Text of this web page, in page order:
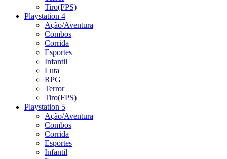
Tiro(FPS)
Playstation 4
Ação/Aventura
Combos
Corrida
Esportes
Infantil
Luta
RPG
Terror
Tiro(FPS)
Playstation 5
Ação/Aventura
Combos
Corrida
Esportes
Infantil